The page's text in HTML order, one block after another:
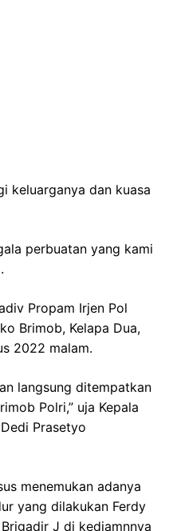
keluarganya dan kuasa
perbuatan yang kami
Propam Irjen Pol
Brimob, Kelapa Dua,
2022 malam.
langsung ditempatkan
Polri,” uja Kepala
Prasetyo
menemukan adanya
yang dilakukan Ferdy
J di kediamnnya